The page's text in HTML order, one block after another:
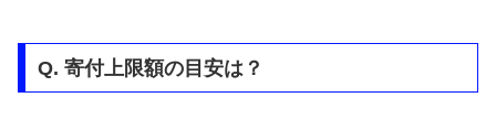
Q. 寄付上限額の目安は？